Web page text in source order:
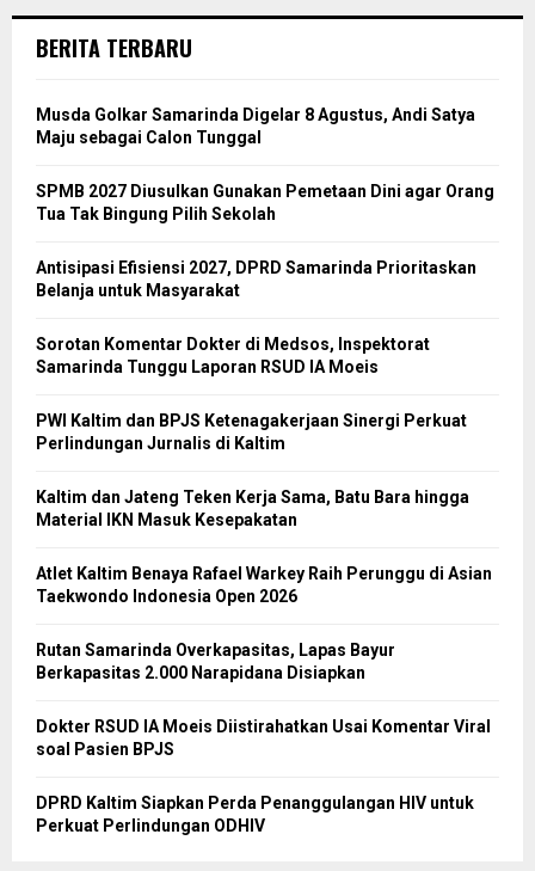
BERITA TERBARU
Musda Golkar Samarinda Digelar 8 Agustus, Andi Satya
Maju sebagai Calon Tunggal
SPMB 2027 Diusulkan Gunakan Pemetaan Dini agar Orang
Tua Tak Bingung Pilih Sekolah
Antisipasi Efisiensi 2027, DPRD Samarinda Prioritaskan
Belanja untuk Masyarakat
Sorotan Komentar Dokter di Medsos, Inspektorat
Samarinda Tunggu Laporan RSUD IA Moeis
PWI Kaltim dan BPJS Ketenagakerjaan Sinergi Perkuat
Perlindungan Jurnalis di Kaltim
Kaltim dan Jateng Teken Kerja Sama, Batu Bara hingga
Material IKN Masuk Kesepakatan
Atlet Kaltim Benaya Rafael Warkey Raih Perunggu di Asian
Taekwondo Indonesia Open 2026
Rutan Samarinda Overkapasitas, Lapas Bayur
Berkapasitas 2.000 Narapidana Disiapkan
Dokter RSUD IA Moeis Diistirahatkan Usai Komentar Viral
soal Pasien BPJS
DPRD Kaltim Siapkan Perda Penanggulangan HIV untuk
Perkuat Perlindungan ODHIV